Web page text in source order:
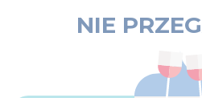
NIE